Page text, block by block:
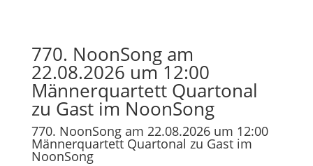
770. NoonSong am
22.08.2026 um 12:00
Männerquartett Quartonal
zu Gast im NoonSong
770. NoonSong am 22.08.2026 um 12:00
Männerquartett Quartonal zu Gast im
NoonSong